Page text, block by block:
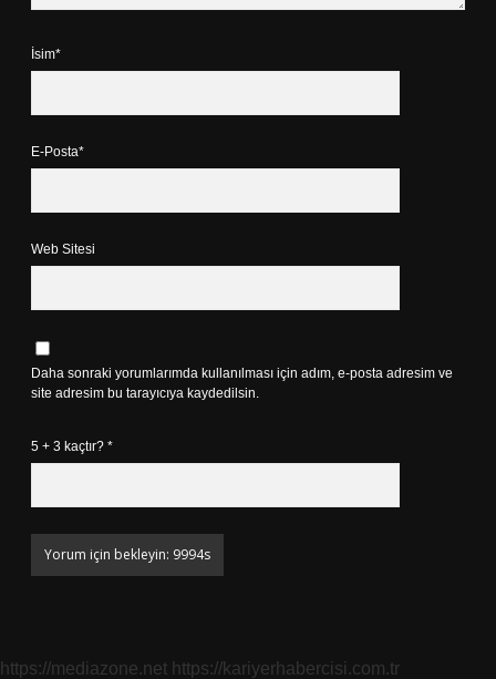
İsim*
E-Posta*
Web Sitesi
Daha sonraki yorumlarımda kullanılması için adım, e-posta adresim ve
site adresim bu tarayıcıya kaydedilsin.
5 + 3 kaçtır? *
https://mediazone.net https://kariyerhabercisi.com.tr